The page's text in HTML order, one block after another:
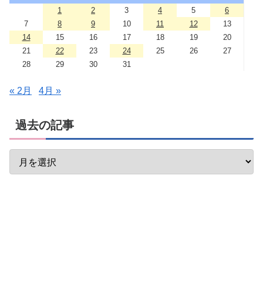
1
2 3 4 5
6
7
8 9 10 11 12
13
14
15 16 17 18 19
20
21
22 23 24 25 26
27
28
29 30 31
« 2月 4月 »
過去の記事